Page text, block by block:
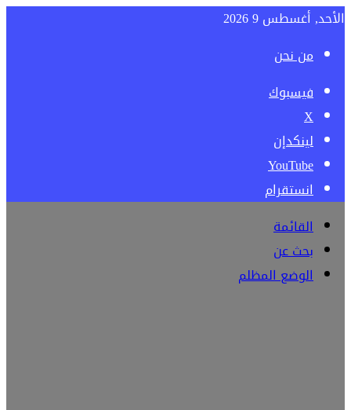
الأحد, أغسطس 9 2026
من نحن
فيسبوك
‫X
لينكدإن
‫YouTube
انستقرام
القائمة
بحث عن
الوضع المظلم